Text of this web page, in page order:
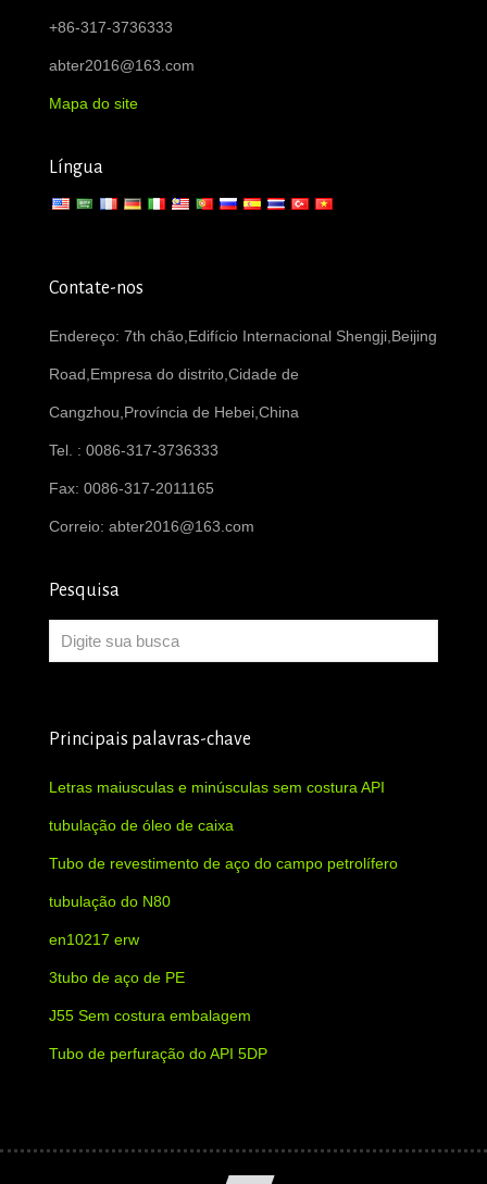
+86-317-3736333
abter2016@163.com
Mapa do site
Língua
Contate-nos
Endereço: 7th chão,Edifício Internacional Shengji,Beijing
Road,Empresa do distrito,Cidade de
Cangzhou,Província de Hebei,China
Tel. : 0086-317-3736333
Fax: 0086-317-2011165
Correio: abter2016@163.com
Pesquisa
Principais palavras-chave
Letras maiusculas e minúsculas sem costura API
tubulação de óleo de caixa
Tubo de revestimento de aço do campo petrolífero
tubulação do N80
en10217 erw
3tubo de aço de PE
J55 Sem costura embalagem
Tubo de perfuração do API 5DP